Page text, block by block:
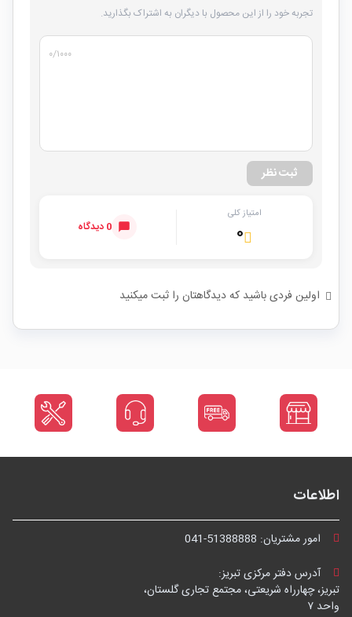
تجربه خود را از این محصول با دیگران به اشتراک بگذارید.
۰/۱۰۰۰
ثبت نظر
امتیاز کلی
۰ 0 دیدگاه
اولین فردی باشید که دیدگاهتان را ثبت میکنید
اطلاعات
امور مشتریان: 041-51388888
آدرس دفتر مرکزی تبریز:
تبریز، چهارراه شریعتی، مجتمع تجاری گلستان،
واحد ۷